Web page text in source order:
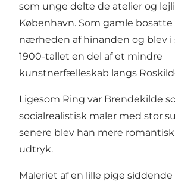
som unge delte de atelier og
København. Som gamle bosatte
nærheden af hinanden og blev i
1900-tallet en del af et mindre
kunstnerfælleskab langs
Ligesom Ring var Brendekilde
socialrealistisk maler med stor
senere blev han mere
udtryk.
Maleriet af en lille pige